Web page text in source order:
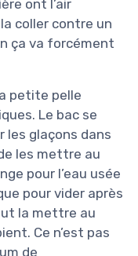
ont l’air
coller contre un
ça va forcément
petite pelle
Le bac se
glaçons dans
les mettre au
pour l’eau usée
pour vider après
la mettre au
Ce n’est pas
de